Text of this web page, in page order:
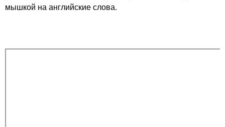
мышкой на английские слова.